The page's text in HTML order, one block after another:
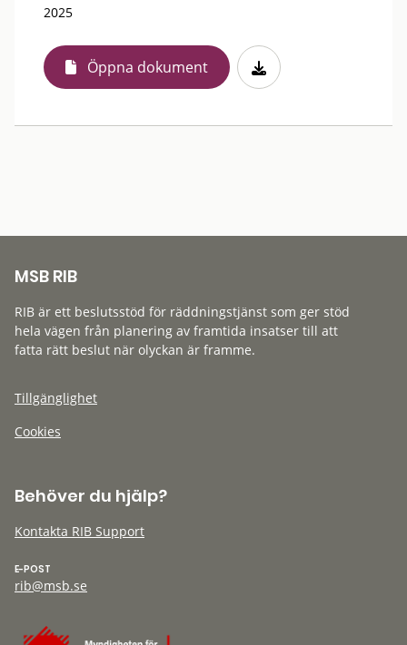
2025
Öppna dokument
MSB RIB
RIB är ett beslutsstöd för räddningstjänst som ger stöd
hela vägen från planering av framtida insatser till att
fatta rätt beslut när olyckan är framme.
Tillgänglighet
Cookies
Behöver du hjälp?
Kontakta RIB Support
E-POST
rib@msb.se